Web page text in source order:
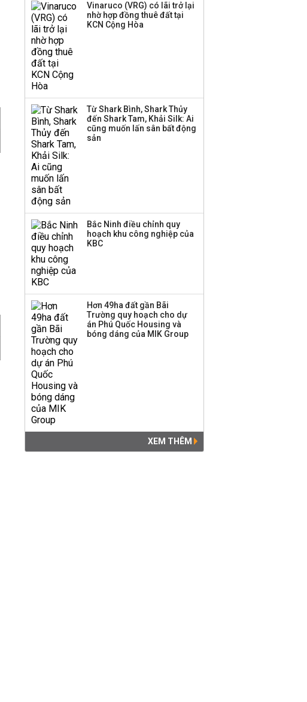
TOP 10 ngân hàng lãi
Công ty 100 tỷ của
Huấn Hoa Hồng bỗng
dưng ‘biến mất’, một
Vinaruco (VRG) có lãi trở lại
nhờ hợp đồng thuê đất tại
KCN Cộng Hòa
Từ Shark Bình, Shark Thủy
đến Shark Tam, Khải Silk: Ai
cũng muốn lấn sân bất động
sản
Bắc Ninh điều chỉnh quy
hoạch khu công nghiệp của
KBC
Hơn 49ha đất gần Bãi
Trường quy hoạch cho dự
án Phú Quốc Housing và
bóng dáng của MIK Group
XEM THÊM